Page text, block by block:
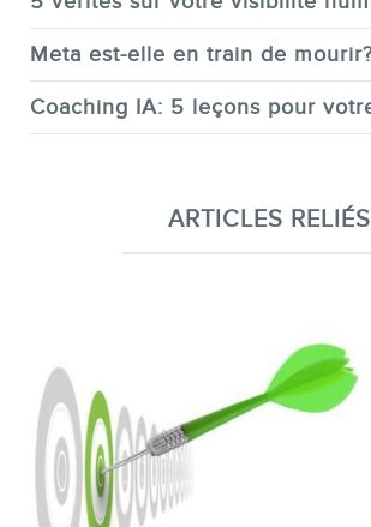
Meta est-elle en train de
Coaching IA: 5 leçons pour
ARTICLES RELIÉS